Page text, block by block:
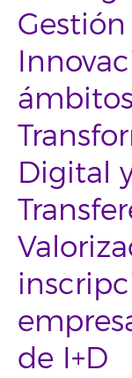
Digital
de I+D